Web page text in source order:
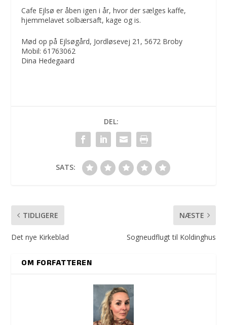
Cafe Ejlsø er åben igen i år, hvor der sælges kaffe,
hjemmelavet solbærsaft, kage og is.
Mød op på Ejlsøgård, Jordløsevej 21, 5672 Broby
Mobil: 61763062
Dina Hedegaard
DEL:
SATS:
TIDLIGERE
Det nye Kirkeblad
NÆSTE
Sogneudflugt til Koldinghus
OM FORFATTEREN